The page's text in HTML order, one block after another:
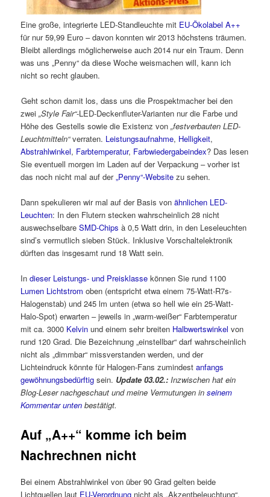
Eine große, integrierte LED-Standleuchte mit EU-Ökolabel A++
für nur 59,99 Euro – davon konnten wir 2013 höchstens träumen.
Bleibt allerdings möglicherweise auch 2014 nur ein Traum. Denn
was uns „Penny“ da diese Woche weismachen will, kann ich
nicht so recht glauben.
Geht schon damit los, dass uns die Prospektmacher bei den
zwei„Style Fair“-LED-Deckenfluter-Varianten nur die Farbe und
Höhe des Gestells sowie die Existenz von„festverbauten LED-
Leuchtmitteln“verraten. Leistungsaufnahme, Helligkeit,
Abstrahlwinkel, Farbtemperatur, Farbwiedergabeindex? Das lesen
Sie eventuell morgen im Laden auf der Verpackung – vorher ist
das noch nicht mal auf der„Penny“-Website zu sehen.
Dann spekulieren wir mal auf der Basis vonähnlichen LED-
Leuchten: In den Flutern stecken wahrscheinlich 28 nicht
auswechselbareSMD-Chips à 0,5 Watt drin, in den Leseleuchten
sind’s vermutlich sieben Stück. Inklusive Vorschaltelektronik
dürften das insgesamt rund 18 Watt sein.
Indieser Leistungs- und Preisklasse können Sie rund 1100
Lumen Lichtstrom oben (entspricht etwa einem 75-Watt-R7s-
Halogenstab) und 245 lm unten (etwa so hell wie ein 25-Watt-
Halo-Spot) erwarten – jeweils in „warm-weißer“ Farbtemperatur
mit ca. 3000 Kelvin und einem sehr breiten Halbwertswinkel von
rund 120 Grad. Die Bezeichnung „einstellbar“ darf wahrscheinlich
nicht als „dimmbar“ missverstanden werden, und der
Lichteindruck könnte für Halogen-Fans zumindestanfangs
gewöhnungsbedürftigsein. Update 03.02.: Inzwischen hat ein
Blog-Leser nachgeschaut und meine Vermutungen inseinem
Kommentar unten bestätigt.
Auf „A++“ komme ich beim
Nachrechnen nicht
Bei einem Abstrahlwinkel von über 90 Grad gelten beide
Lichtquellen laut EU-Verordnung nicht als „Akzentbeleuchtung“,